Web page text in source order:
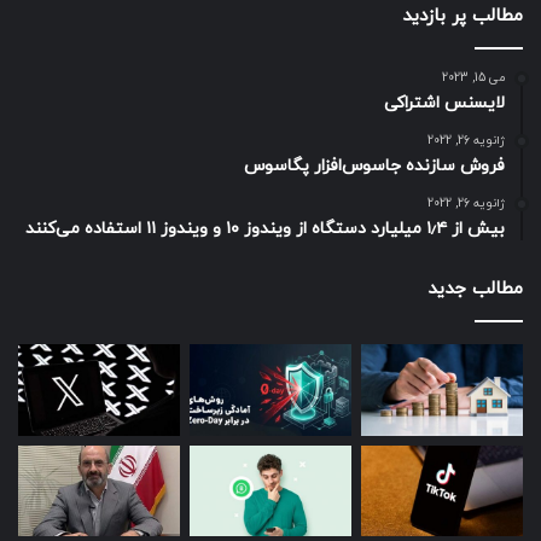
شد و صد هزار نفر نیز در سال‌های بعدی، براثر کمبود مواد غذایی
در شمال غربی کامرون بالا آمدند و موجب مرگ حدود ۱۸۰۰ انسان و
۳ هزار دام شدند.
دریاچه نیوس در بالای اتاقک ماگما قرار دارد و کربن‌دی‌اکسید
موجود در اتاقک به آبی که در بالا قرار دارد، نشت می‌کند. در سال
۱۹۸۶، حدود ۱/۵ میلیون تن گاز کربن‌دی‌اکسید به شکل فوران
مطالب پر بازدید
می 15, 2023
لایسنس اشتراکی
ژانویه 26, 2022
فروش سازنده جاسوس‌افزار پگاسوس
ژانویه 26, 2022
بیش از ۱٫۴ میلیارد دستگاه از ویندوز ۱۰ و ویندوز ۱۱ استفاده می‌کنند
مطالب جدید